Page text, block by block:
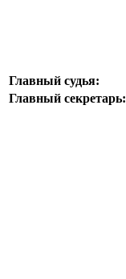
Главный судья:
Главный секретарь: